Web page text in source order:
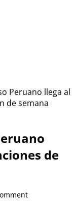
Peruano llega al
de semana
de